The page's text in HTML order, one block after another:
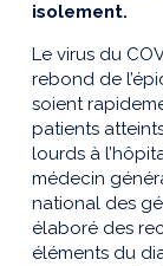
isolement.
Le virus du
rebond de
soient
patients
lourds à
médecin
national des
élaboré des
éléments du